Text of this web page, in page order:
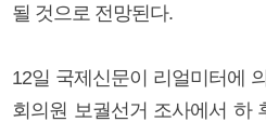
될 것으로 전망된다.
12일 국제신문이 리얼미터에
회의원 보궐선거 조사에서 하